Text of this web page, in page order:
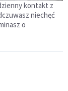
kontakt z
niechęć
o